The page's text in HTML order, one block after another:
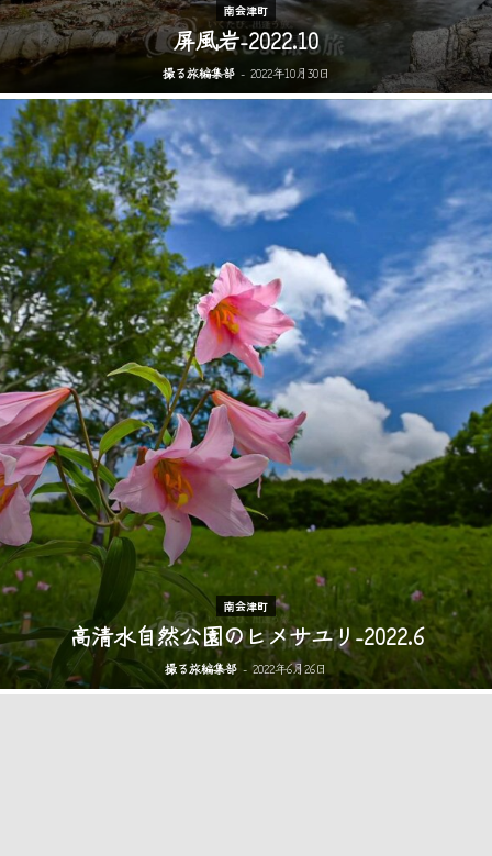
南会津町
屏風岩-2022.10
撮る旅編集部 - 2022年10月30日
南会津町
高清水自然公園のヒメサユリ-2022.6
撮る旅編集部 - 2022年6月26日